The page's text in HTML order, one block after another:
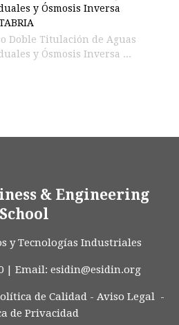
y Ósmosis Inversa
Doble Titulación de Aguas
Residuales y Ósmosis Inversa ...
& Engineering
School
y Tecnologías Industriales
| Email: esidin@esidin.org
de Calidad- Aviso Legal-
de Privacidad